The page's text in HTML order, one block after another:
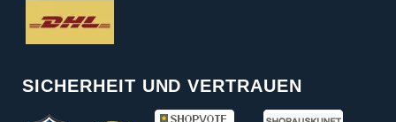
SICHERHEIT UND VERTRAUEN